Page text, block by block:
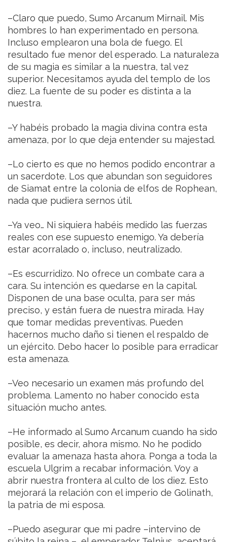
–Claro que puedo, Sumo Arcanum Mirnail. Mis
hombres lo han experimentado en persona.
Incluso emplearon una bola de fuego. El
resultado fue menor del esperado. La naturaleza
de su magia es similar a la nuestra, tal vez
superior. Necesitamos ayuda del templo de los
diez. La fuente de su poder es distinta a la
nuestra.
–Y habéis probado la magia divina contra esta
amenaza, por lo que deja entender su majestad.
–Lo cierto es que no hemos podido encontrar a
un sacerdote. Los que abundan son seguidores
de Siamat entre la colonia de elfos de Rophean,
nada que pudiera sernos útil.
–Ya veo… Ni siquiera habéis medido las fuerzas
reales con ese supuesto enemigo. Ya debería
estar acorralado o, incluso, neutralizado.
–Es escurridizo. No ofrece un combate cara a
cara. Su intención es quedarse en la capital.
Disponen de una base oculta, para ser más
preciso, y están fuera de nuestra mirada. Hay
que tomar medidas preventivas. Pueden
hacernos mucho daño si tienen el respaldo de
un ejército. Debo hacer lo posible para erradicar
esta amenaza.
–Veo necesario un examen más profundo del
problema. Lamento no haber conocido esta
situación mucho antes.
–He informado al Sumo Arcanum cuando ha sido
posible, es decir, ahora mismo. No he podido
evaluar la amenaza hasta ahora. Ponga a toda la
escuela Ulgrim a recabar información. Voy a
abrir nuestra frontera al culto de los diez. Esto
mejorará la relación con el imperio de Golinath,
la patria de mi esposa.
–Puedo asegurar que mi padre –intervino de